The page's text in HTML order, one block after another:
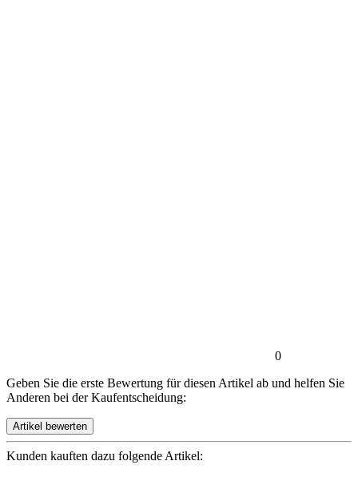
0
Geben Sie die erste Bewertung für diesen Artikel ab und helfen Sie
Anderen bei der Kaufentscheidung:
Kunden kauften dazu folgende Artikel: